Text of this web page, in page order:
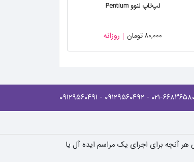
لپ‌تاپ لنوو Pentium
۸۰,۰۰۰تومان روزانه
- ۰۹۱۲۹۵۶۰۴۹۲ - ۰۹۱۲۹۵۶۰۴۹۱
هر آنچه برای اجرای یک مراسم ایده آل یا